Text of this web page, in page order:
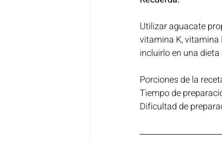
Utilizar aguacate
vitamina K, vitamina
incluirlo en una
Dificultad de